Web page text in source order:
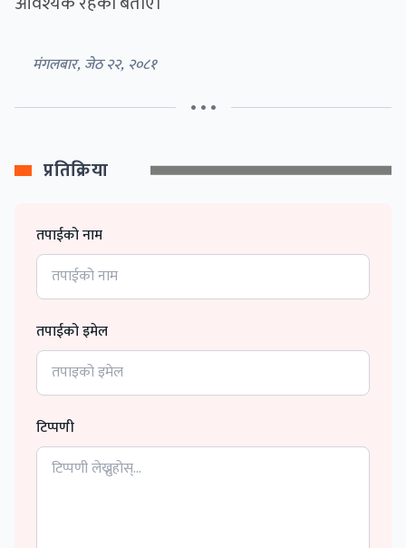
मंगलबार, जेठ २२, २०८१
• • •
प्रतिक्रिया
तपाईको नाम
तपाईको इमेल
टिप्पणी